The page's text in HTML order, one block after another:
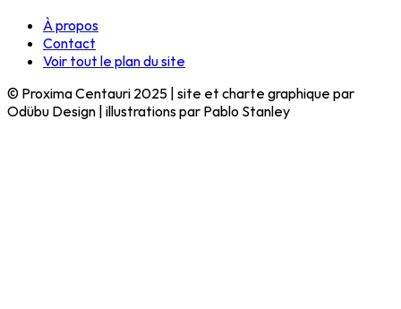
À propos
Contact
Voir tout le plan du site
© Proxima Centauri 2025 | site et charte graphique par
Odübu Design | illustrations par Pablo Stanley